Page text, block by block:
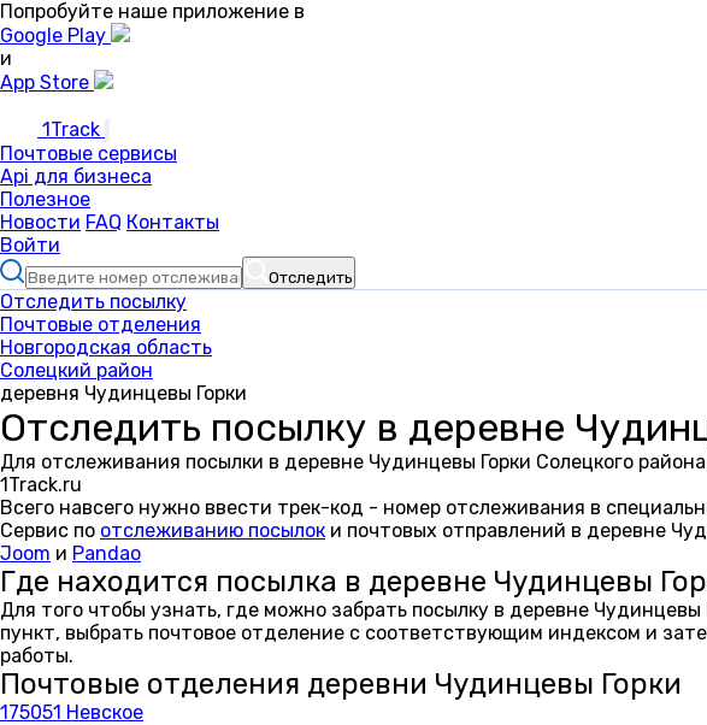
Попробуйте наше приложение в
Google Play
и
App Store
1Track
Почтовые сервисы
Api для бизнеса
Полезное
Новости FAQ Контакты
Войти
Отследить
Отследить посылку
Почтовые отделения
Новгородская область
Солецкий район
деревня Чудинцевы Горки
Отследить посылку в деревне
Для отслеживания посылки в деревне Чудинцевы Горки Солецкого
1Track.ru
Всего навсего нужно ввести трек-код - номер отслеживания в
Сервис по отслеживанию посылок и почтовых отправлений в деревне
Joom и Pandao
Где находится посылка в деревне Чудинцевы
Для того чтобы узнать, где можно забрать посылку в деревне
пункт, выбрать почтовое отделение с соответствующим индексом и
работы.
Почтовые отделения деревни Чудинцевы Горки
175051 Невское